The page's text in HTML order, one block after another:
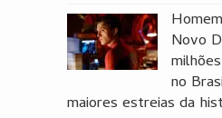
Novo
no
maiores estreias da